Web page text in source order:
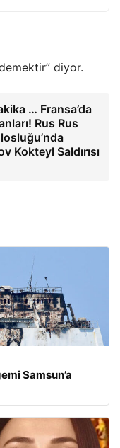
diyor.
… Fransa’da
Rus Rus
Kokteyl Saldırısı
Samsun’a